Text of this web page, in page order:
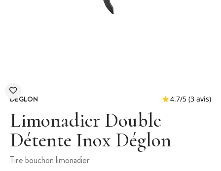
DEGLON
Limonadier Double
Détente Inox Déglon
Tire bouchon limonadier